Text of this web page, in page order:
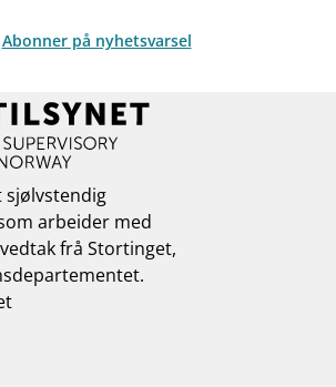
Abonner på nyhetsvarsel
sjølvstendig
arbeider med
frå Stortinget,